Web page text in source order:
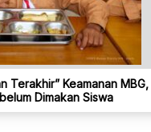
Terakhir” Keamanan
Dimakan Siswa